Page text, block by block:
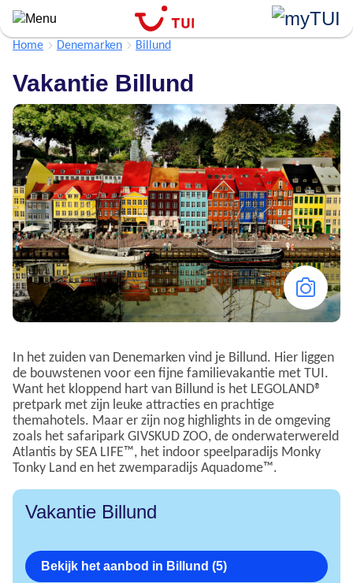
Overslaan
en
naar
algemene
inhoud
gaan
Home Denemarken Billund
Vakantie Billund
In het zuiden van Denemarken vind je Billund. Hier liggen
de bouwstenen voor een fijne familievakantie met TUI.
Want het kloppend hart van Billund is het LEGOLAND®
pretpark met zijn leuke attracties en prachtige
themahotels. Maar er zijn nog highlights in de omgeving
zoals het safaripark GIVSKUD ZOO, de onderwaterwereld
Atlantis by SEA LIFE™, het indoor speelparadijs Monky
Tonky Land en het zwemparadijs Aquadome™.
Vakantie Billund
Bekijk het aanbod in Billund (5)